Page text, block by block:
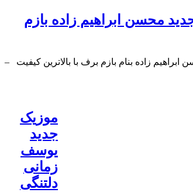
محسن ابراهیم زاده بازم
زاده بنام بازم برف با بالاترین کیفیت –
موزیک
جدید
یوسف
زمانی
دلتنگی